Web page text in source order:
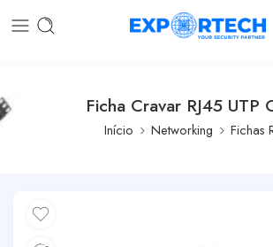
Ficha Cravar RJ45 UTP
Início Networking Fichas